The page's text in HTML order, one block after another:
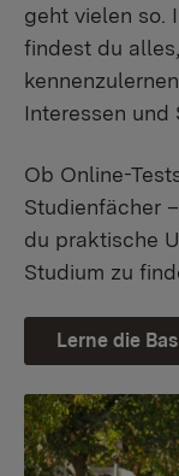
geht vielen so.
findest du
Interessen und
Ob Online-
Studienfächer
du praktische
Studium zu
Lerne die